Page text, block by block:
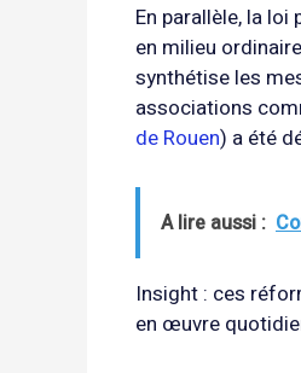
En parallèle, la
en milieu
synthétise les
associations
de Rouen) a été
A lire aussi :
Insight : ces
en œuvre